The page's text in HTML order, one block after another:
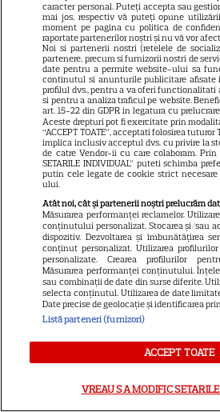
Abonamente
Publicitate
Termeni și
Despre
Politica de
Sitemap
NUMĂRUL
Libertatea
Libertatea pentru
GSP
caracter personal. Puteți accepta sau
mai jos, respectiv vă puteți opune
moment pe pagina cu politica de
raportate partenerilor noștri și nu vă vor
Noi si partenerii nostri (retelele de
partenere, precum si furnizorii nostri de
date pentru a permite website-ului sa
continutul si anunturile publicitare afisate
profilul dvs., pentru a va oferi functionalitati
si pentru a analiza traficul pe website.
art. 15-22 din GDPR in legatura cu
Aceste drepturi pot fi exercitate prin
“ACCEPT TOATE”, acceptati folosirea
implica inclusiv acceptul dvs. cu privire la
de catre Vendor-ii cu care colaboram. Prin
SETARILE INDIVIDUAL” puteti schimba
putin cele legate de cookie strict
ului.
Atât noi, cât și partenerii noștri prelucrăm
Măsurarea performanței reclamelor.
conținutului personalizat. Stocarea și/sau
dispozitiv. Dezvoltarea și îmbunătățirea
conținut personalizat. Utilizarea
personalizate. Crearea profilurilor
Măsurarea performanței conținutului.
sau combinații de date din surse diferite.
selecta conținutul. Utilizarea de date
Date precise de geolocație și identificarea
Listă parteneri (furnizori)
ACCEPT TOATE
VREAU SA MODIFIC